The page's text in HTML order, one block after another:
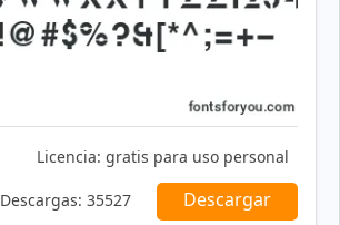
Licencia: gratis para uso personal
Descargas: 35527 Descargar